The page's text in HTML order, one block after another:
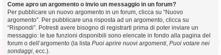
Come apro un argomento o invio un messaggio in un forum?
Per pubblicare un nuovo argomento in un forum, clicca su “Nuovo
argomento”. Per pubblicare una risposta ad un argomento, clicca su
“Rispondi”. Potresti avere bisogno di registrarti prima di poter inviare un
messaggio: le tue funzioni disponibili sono elencate in fondo alla pagina del
forum o dell’argomento (la lista Puoi aprire nuovi argomenti Puoi votare nei
sondaggi , ecc.).